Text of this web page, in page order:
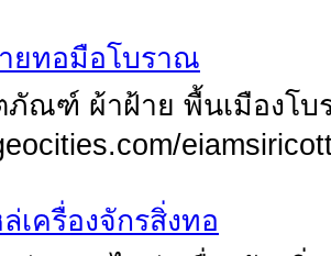
ยทอมือโบราณ
ณฑ์ ผ้าฝ้าย พื้นเมืองโบ
เครื่องจักรสิ่งทอ